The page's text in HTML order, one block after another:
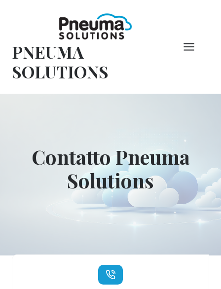
PNEUMA
SOLUTIONS
Contatto Pneuma
Solutions